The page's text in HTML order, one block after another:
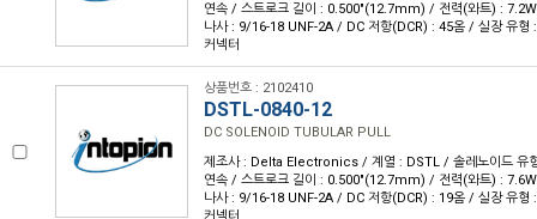
연속 / 스트로크 길이 : 0.500"(12.7mm) / 전력(와트) :
나사 : 9/16-18 UNF-2A / DC 저항(DCR) : 45옴 / 실장 유형
커넥터
상품번호 : 2102410
DSTL-0840-12
DC SOLENOID TUBULAR PULL
제조사 : Delta Electronics / 계열 : DSTL / 솔레노이드 유
연속 / 스트로크 길이 : 0.500"(12.7mm) / 전력(와트) :
나사 : 9/16-18 UNF-2A / DC 저항(DCR) : 19옴 / 실장 유형